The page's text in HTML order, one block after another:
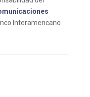
Interamericano